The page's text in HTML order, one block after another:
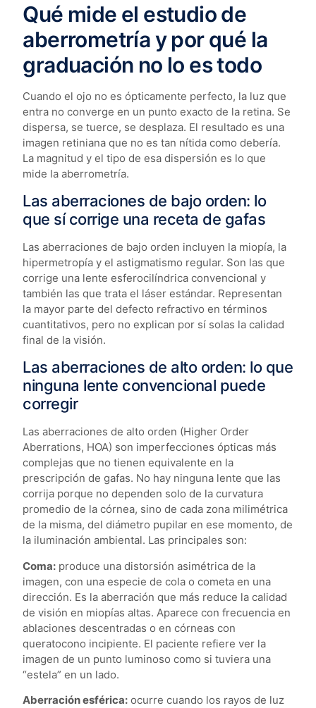
Qué mide el estudio de
aberrometría y por qué la
graduación no lo es todo
Cuando el ojo no es ópticamente perfecto, la luz que
entra no converge en un punto exacto de la retina. Se
dispersa, se tuerce, se desplaza. El resultado es una
imagen retiniana que no es tan nítida como debería.
La magnitud y el tipo de esa dispersión es lo que
mide la aberrometría.
Las aberraciones de bajo orden: lo
que sí corrige una receta de gafas
Las aberraciones de bajo orden incluyen la miopía, la
hipermetropía y el astigmatismo regular. Son las que
corrige una lente esferocilíndrica convencional y
también las que trata el láser estándar. Representan
la mayor parte del defecto refractivo en términos
cuantitativos, pero no explican por sí solas la calidad
final de la visión.
Las aberraciones de alto orden: lo que
ninguna lente convencional puede
corregir
Las aberraciones de alto orden (Higher Order
Aberrations, HOA) son imperfecciones ópticas más
complejas que no tienen equivalente en la
prescripción de gafas. No hay ninguna lente que las
corrija porque no dependen solo de la curvatura
promedio de la córnea, sino de cada zona milimétrica
de la misma, del diámetro pupilar en ese momento, de
la iluminación ambiental. Las principales son:
Coma: produce una distorsión asimétrica de la
imagen, con una especie de cola o cometa en una
dirección. Es la aberración que más reduce la calidad
de visión en miopías altas. Aparece con frecuencia en
ablaciones descentradas o en córneas con
queratocono incipiente. El paciente refiere ver la
imagen de un punto luminoso como si tuviera una
“estela” en un lado.
Aberración esférica: ocurre cuando los rayos de luz